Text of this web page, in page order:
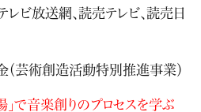
レビ放送網、読売テレビ、読売日
芸術創造活動特別推進事業）
」で音楽創りのプロセスを学ぶ